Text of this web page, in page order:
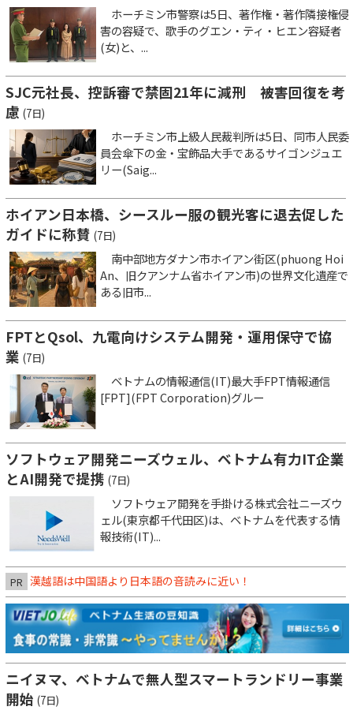
ホーチミン市警察は5日、著作権・著作隣接権侵
害の容疑で、歌手のグエン・ティ・ヒエン容疑者
(女)と、...
SJC元社長、控訴審で禁固21年に減刑 被害回復を考
慮 (7日)
ホーチミン市上級人民裁判所は5日、同市人民委
員会傘下の金・宝飾品大手であるサイゴンジュエ
リー(Saig...
ホイアン日本橋、シースルー服の観光客に退去促した
ガイドに称賛 (7日)
南中部地方ダナン市ホイアン街区(phuong Hoi
An、旧クアンナム省ホイアン市)の世界文化遺産で
ある旧市...
FPTとQsol、九電向けシステム開発・運用保守で協
業 (7日)
ベトナムの情報通信(IT)最大手FPT情報通信
[FPT](FPT Corporation)グルー
ソフトウェア開発ニーズウェル、ベトナム有力IT企業
とAI開発で提携 (7日)
ソフトウェア開発を手掛ける株式会社ニーズウ
ェル(東京都千代田区)は、ベトナムを代表する情
報技術(IT)...
PR 漢越語は中国語より日本語の音読みに近い！
ニイヌマ、ベトナムで無人型スマートランドリー事業
開始 (7日)